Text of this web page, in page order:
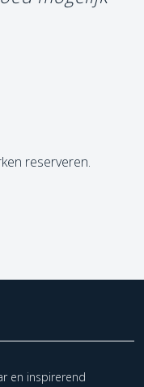
reserveren.
en inspirerend